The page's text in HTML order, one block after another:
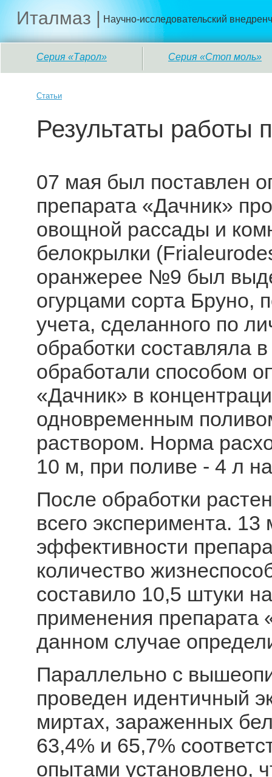
Италмаз | Научно-исследовательский
Серия «Тарол» Серия «Стоп моль»
Статьи
Результаты работы
07 мая был поставлен
препарата «Дачник»
овощной рассады и
белокрылки
оранжерее №9 был
огурцами сорта Бруно,
учета, сделанного по
обработки составляла
обработали способом
«Дачник» в
одновременным
раствором. Норма
10 м, при поливе - 4 л
После обработки
всего эксперимента.
эффективности
количество
составило 10,5 штуки
применения препарата
данном случае
Параллельно с
проведен идентичный
миртах, зараженных
63,4% и 65,7%
опытами установлено,